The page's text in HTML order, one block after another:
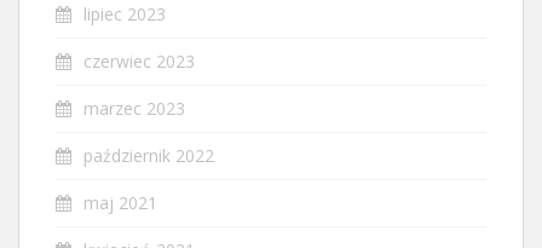
lipiec 2023
czerwiec 2023
marzec 2023
październik 2022
maj 2021